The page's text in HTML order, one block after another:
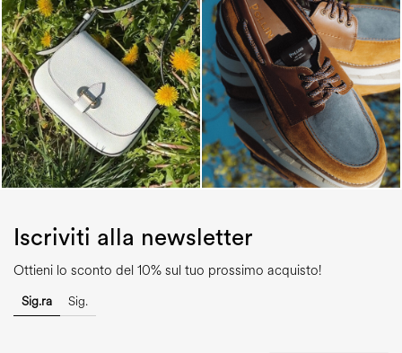
Iscriviti alla newsletter
Ottieni lo sconto del 10% sul tuo prossimo acquisto!
Sig.ra Sig.